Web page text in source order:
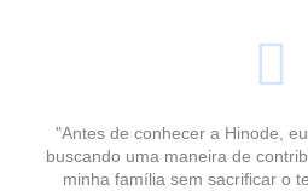
"Antes de conhecer a Hinode,
buscando uma maneira de
minha família sem sacrificar o